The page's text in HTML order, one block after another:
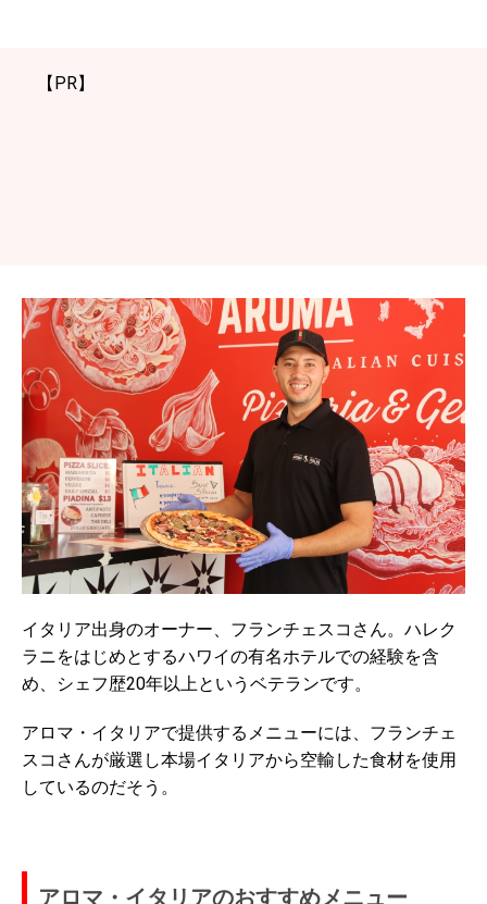
【PR】
イタリア出身のオーナー、フランチェスコさん。ハレク
ラニをはじめとするハワイの有名ホテルでの経験を含
め、シェフ歴20年以上というベテランです。
アロマ・イタリアで提供するメニューには、フランチェ
スコさんが厳選し本場イタリアから空輸した食材を使用
しているのだそう。
アロマ・イタリアのおすすめメニュー